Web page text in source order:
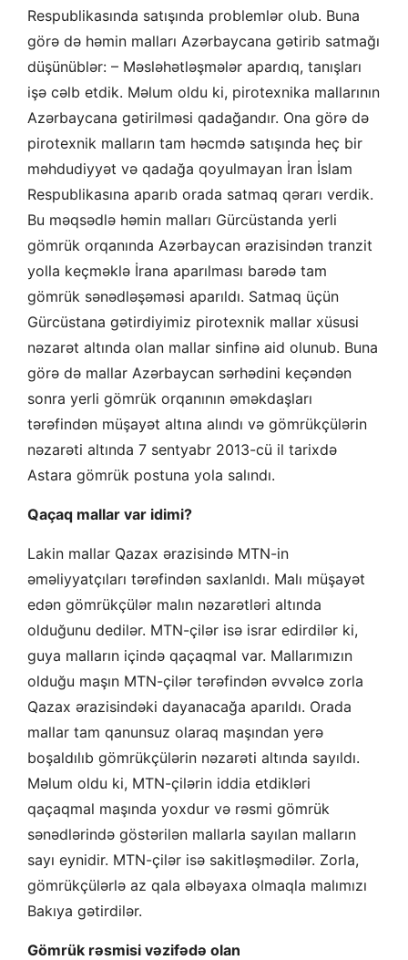
Respublikasında satışında problemlər olub. Buna
görə də həmin malları Azərbaycana gətirib satmağı
düşünüblər: – Məsləhətləşmələr apardıq, tanışları
işə cəlb etdik. Məlum oldu ki, pirotexnika mallarının
Azərbaycana gətirilməsi qadağandır. Ona görə də
pirotexnik malların tam həcmdə satışında heç bir
məhdudiyyət və qadağa qoyulmayan İran İslam
Respublikasına aparıb orada satmaq qərarı verdik.
Bu məqsədlə həmin malları Gürcüstanda yerli
gömrük orqanında Azərbaycan ərazisindən tranzit
yolla keçməklə İrana aparılması barədə tam
gömrük sənədləşəməsi aparıldı. Satmaq üçün
Gürcüstana gətirdiyimiz pirotexnik mallar xüsusi
nəzarət altında olan mallar sinfinə aid olunub. Buna
görə də mallar Azərbaycan sərhədini keçəndən
sonra yerli gömrük orqanının əməkdaşları
tərəfindən müşayət altına alındı və gömrükçülərin
nəzarəti altında 7 sentyabr 2013-cü il tarixdə
Astara gömrük postuna yola salındı.
Qaçaq mallar var idimi?
Lakin mallar Qazax ərazisində MTN-in
əməliyyatçıları tərəfindən saxlanldı. Malı müşayət
edən gömrükçülər malın nəzarətləri altında
olduğunu dedilər. MTN-çilər isə israr edirdilər ki,
guya malların içində qaçaqmal var. Mallarımızın
olduğu maşın MTN-çilər tərəfindən əvvəlcə zorla
Qazax ərazisindəki dayanacağa aparıldı. Orada
mallar tam qanunsuz olaraq maşından yerə
boşaldılıb gömrükçülərin nəzarəti altında sayıldı.
Məlum oldu ki, MTN-çilərin iddia etdikləri
qaçaqmal maşında yoxdur və rəsmi gömrük
sənədlərində göstərilən mallarla sayılan malların
sayı eynidir. MTN-çilər isə sakitləşmədilər. Zorla,
gömrükçülərlə az qala əlbəyaxa olmaqla malımızı
Bakıya gətirdilər.
Gömrük rəsmisi vəzifədə olan